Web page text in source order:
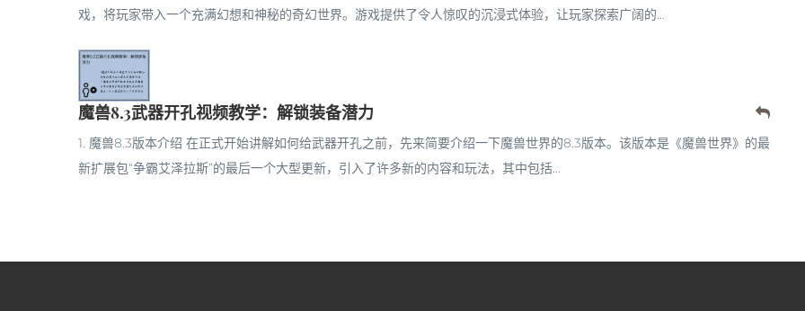
戏，将玩家带入一个充满幻想和神秘的奇幻世界。游戏提供了令人惊叹的沉浸式体验，让玩家探索广阔的...
魔兽8.3武器开孔视频教学：解锁装备潜力
1. 魔兽8.3版本介绍 在正式开始讲解如何给武器开孔之前，先来简要介绍一下魔兽世界的8.3版本。该版本是《魔兽世界》的最
新扩展包“争霸艾泽拉斯”的最后一个大型更新，引入了许多新的内容和玩法，其中包括...